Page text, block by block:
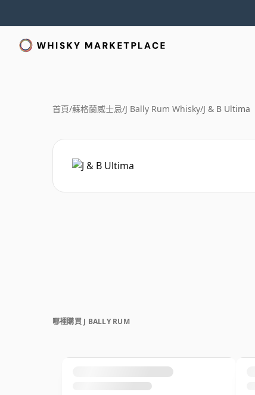
首頁/蘇格蘭威士忌/J Bally Rum Whisky/J & B Ultima
哪裡購買 J BALLY RUM